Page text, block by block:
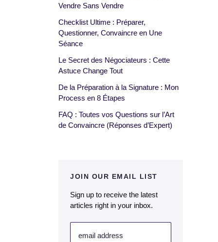
Vendre Sans Vendre
Checklist Ultime : Préparer,
Questionner, Convaincre en Une
Séance
Le Secret des Négociateurs : Cette
Astuce Change Tout
De la Préparation à la Signature : Mon
Process en 8 Étapes
FAQ : Toutes vos Questions sur l’Art
de Convaincre (Réponses d’Expert)
JOIN OUR EMAIL LIST
Sign up to receive the latest
articles right in your inbox.
email address